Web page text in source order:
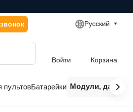
Русский
Войти Корзина
пультовБатарейки Модули,